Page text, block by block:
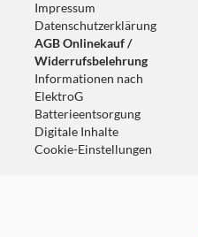
Impressum
Datenschutzerklärung
AGB Onlinekauf /
Widerrufsbelehrung
Informationen nach
ElektroG
Batterieentsorgung
Digitale Inhalte
Cookie-Einstellungen